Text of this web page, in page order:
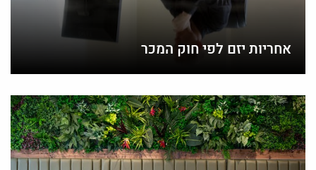
אחריות יזם לפי חוק המכר